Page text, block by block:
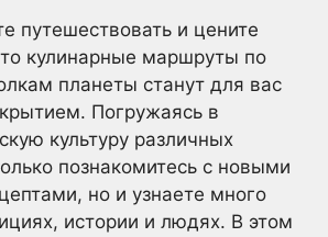
путешествовать и цените
кулинарные маршруты по
планеты станут для вас
Погружаясь в
культуру различных
познакомитесь с новыми
но и узнаете много
истории и людях. В этом